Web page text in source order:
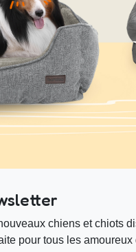
chiens et chiots
pour tous les amoureux